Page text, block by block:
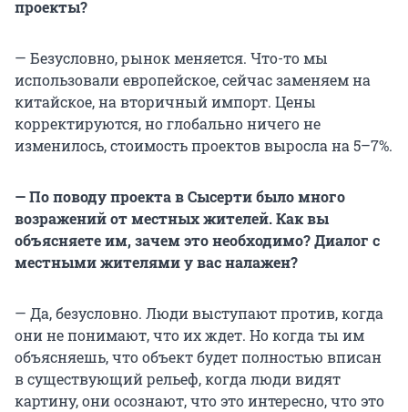
проекты?
— Безусловно, рынок меняется. Что-то мы
использовали европейское, сейчас заменяем на
китайское, на вторичный импорт. Цены
корректируются, но глобально ничего не
изменилось, стоимость проектов выросла на 5–7%.
— По поводу проекта в Сысерти было много
возражений от местных жителей. Как вы
объясняете им, зачем это необходимо? Диалог с
местными жителями у вас налажен?
— Да, безусловно. Люди выступают против, когда
они не понимают, что их ждет. Но когда ты им
объясняешь, что объект будет полностью вписан
в существующий рельеф, когда люди видят
картину, они осознают, что это интересно, что это